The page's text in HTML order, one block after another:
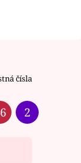
čísla
2